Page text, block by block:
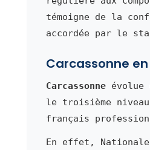
témoigne de la
accordée par le
Carcassonne
Carcassonneévolue
le troisième
français
En effet, Nationale